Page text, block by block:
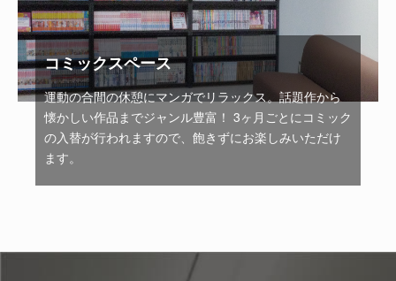
コミックスペース
運動の合間の休憩にマンガでリラックス。話題作から
懐かしい作品までジャンル豊富！ 3ヶ月ごとにコミック
の入替が行われますので、飽きずにお楽しみいただけ
ます。